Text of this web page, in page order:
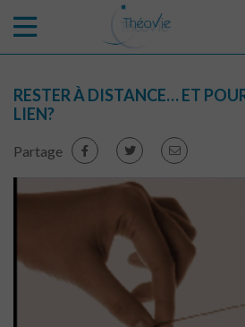
RESTER À DISTANCE… ET
LIEN?
Partage